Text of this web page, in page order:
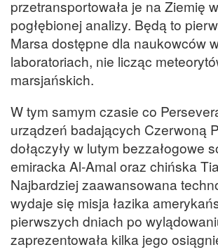
przetransportowała je na Ziemię
pogłębionej analizy. Będą to
Marsa dostępne dla naukowców
laboratoriach, nie licząc
marsjańskich.
W tym samym czasie co
urządzeń badających Czerwoną
dołączyły w lutym bezzałogowe
emiracka Al-Amal oraz chińska
Najbardziej zaawansowana
wydaje się misja łazika
pierwszych dniach po
zaprezentowała kilka jego